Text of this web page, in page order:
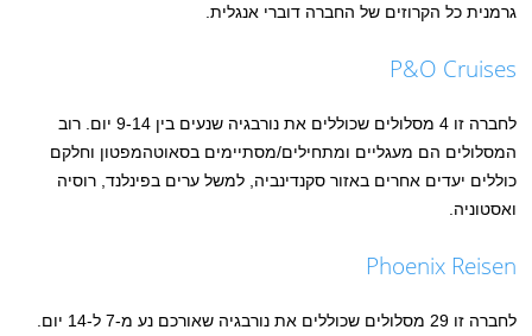
גרמנית כל הקרוזים של החברה דוברי אנגלית.
P&O Cruises
לחברה זו 4 מסלולים שכוללים את נורבגיה שנעים בין 9-14 יום. רוב
המסלולים הם מעגליים ומתחילים/מסתיימים בסאוטהמפטון וחלקם
כוללים יעדים אחרים באזור סקנדינביה, למשל ערים בפינלנד, רוסיה
ואסטוניה.
Phoenix Reisen
לחברה זו 29 מסלולים שכוללים את נורבגיה שאורכם נע מ-7 ל-14 יום.